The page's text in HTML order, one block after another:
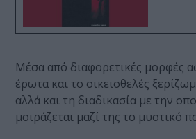
Μέσα από διαφορετικές μορφές
έρωτα και το οικειοθελές
αλλά και τη διαδικασία με την
μοιράζεται μαζί της το μυστικό